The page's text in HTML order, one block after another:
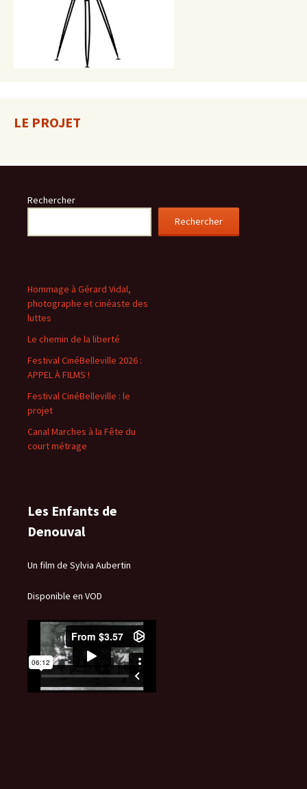
LE PROJET
Rechercher
Rechercher
Hommage à Gérard Vidal,
photographe et cinéaste des
luttes
Le chemin de la liberté
Festival CinéBelleville 2026 :
APPEL À FILMS !
Festival CinéBelleville : le
projet
Canal Marches à la Fête du
court métrage
Les Enfants de
Denouval
Un film de Sylvia Aubertin
Disponible en VOD